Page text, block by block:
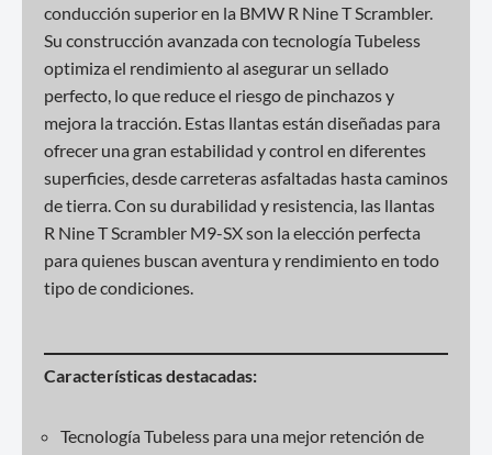
conducción superior en la BMW R Nine T Scrambler.
Su construcción avanzada con tecnología Tubeless
optimiza el rendimiento al asegurar un sellado
perfecto, lo que reduce el riesgo de pinchazos y
mejora la tracción. Estas llantas están diseñadas para
ofrecer una gran estabilidad y control en diferentes
superficies, desde carreteras asfaltadas hasta caminos
de tierra. Con su durabilidad y resistencia, las llantas
R Nine T Scrambler M9-SX son la elección perfecta
para quienes buscan aventura y rendimiento en todo
tipo de condiciones.
Características destacadas:
Tecnología Tubeless para una mejor retención de